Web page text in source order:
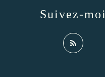
Suivez-moi